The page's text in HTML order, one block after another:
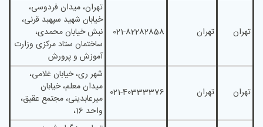
تهران تهران 021-82282858
تهران، میدان فردوسی،
خیابان شهید سپهبد قرنی،
نبش خیابان محمدی،
ساختمان ستاد مرکزی وزارت
آموزش و پرورش
تهران تهران 021-40333376
شهر ری، خيابان غلامی،
ميدان معلم، خیابان
میرعابدینی، مجتمع عقیق،
واحد 16،